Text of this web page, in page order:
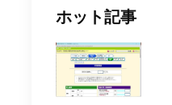
ホット記事